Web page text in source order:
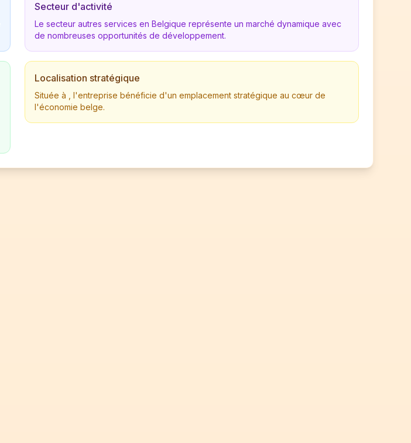
Secteur d'activité
Le secteur autres services en Belgique représente un marché dynamique avec
de nombreuses opportunités de développement.
Localisation stratégique
Située à , l'entreprise bénéficie d'un emplacement stratégique au cœur de
l'économie belge.